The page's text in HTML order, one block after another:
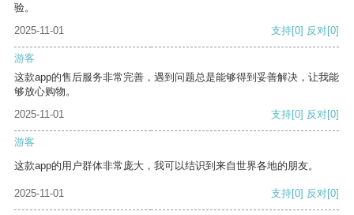
验。
2025-11-01
支持[0] 反对[0]
游客
这款app的售后服务非常完善，遇到问题总是能够得到妥善解决，让我能
够放心购物。
2025-11-01
支持[0] 反对[0]
游客
这款app的用户群体非常庞大，我可以结识到来自世界各地的朋友。
2025-11-01 支持[0] 反对[0]